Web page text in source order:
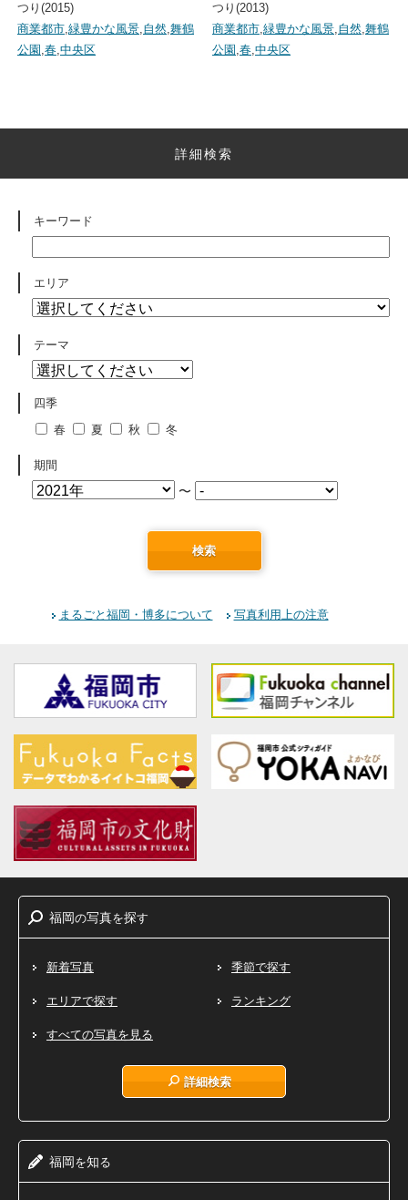
つり(2015)
商業都市,緑豊かな風景,自然,舞鶴
公園 ,春,中央区
つり(2013)
商業都市,緑豊かな風景,自然,舞鶴
公園 ,春,中央区
詳細検索
キーワード
エリア
テーマ
四季
春
夏 秋 冬
期間
〜
検索
まるごと福岡・博多について 写真利用上の注意
福岡の写真を探す
新着写真 季節で探す
エリアで探す ランキング
すべての写真を見る
詳細検索
福岡を知る